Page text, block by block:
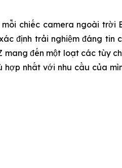
chiếc camera ngoài trời
định trải nghiệm đáng tin
mang đến một loạt các tùy
nhất với nhu cầu của